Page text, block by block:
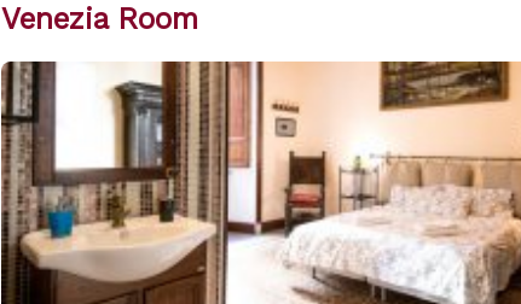
Venezia Room